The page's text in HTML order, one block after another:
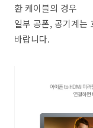
환 케이블의 경우
일부 공폰, 공기계는
바랍니다.